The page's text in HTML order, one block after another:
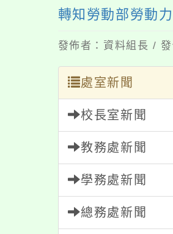
轉知勞動部勞動
發佈者：資料組長 /
處室新聞
校長室新聞
教務處新聞
學務處新聞
總務處新聞